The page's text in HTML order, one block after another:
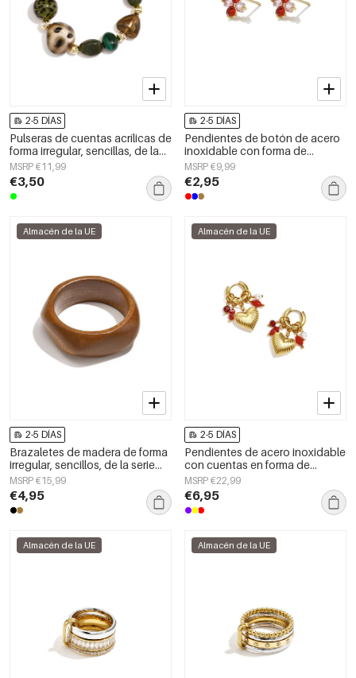
2-5 DÍAS
Pulseras de cuentas acrílicas de
forma irregular, sencillas, de la
serie Simple Daily, joyería para
mujer
MSRP €11,99
€3,50
2-5 DÍAS
Pendientes de botón de acero
inoxidable con forma de
corazón, sencillos, de la serie
Daily Simple, joyería para mujer.
MSRP €9,99
€2,95
Almacén de la UE
2-5 DÍAS
Brazaletes de madera de forma
irregular, sencillos, de la serie
Daily Simple, joyería para mujer
MSRP €15,99
€4,95
Almacén de la UE
2-5 DÍAS
Pendientes de acero inoxidable
con cuentas en forma de
corazón, sencillos, de la serie
Daily Simple. Joyería para mujer.
MSRP €22,99
€6,95
Almacén de la UE Almacén de la UE